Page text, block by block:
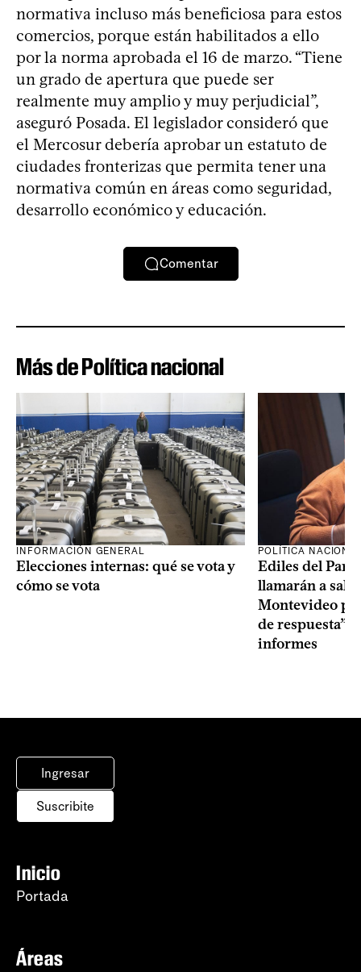
normativa incluso más beneficiosa para estos
comercios, porque están habilitados a ello
por la norma aprobada el 16 de marzo. “Tiene
un grado de apertura que puede ser
realmente muy amplio y muy perjudicial”,
aseguró Posada. El legislador consideró que
el Mercosur debería aprobar un estatuto de
ciudades fronterizas que permita tener una
normativa común en áreas como seguridad,
desarrollo económico y educación.
Comentar
Más de Política nacional
INFORMACIÓN GENERAL
Elecciones internas: qué se vota y
cómo se vota
POLÍTICA
Ediles del
llamarán a sala
Montevideo
de respuesta”
informes
Ingresar
Suscribite
Inicio
Portada
Áreas